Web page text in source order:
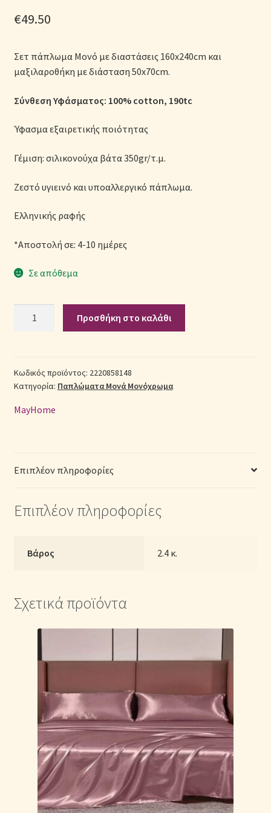
Όροι Χρήσης
Παιδικά Λευκά Είδη
Παπλώματα για Ζεστασιά & Άνεση
Πολιτική cookie
€49.50
Σετ πάπλωμα Μονό με διαστάσεις 160x240cm και
μαξιλαροθήκη με διάσταση 50x70cm.
Σύνθεση Υφάσματος: 100% cotton, 190tc
Ύφασμα εξαιρετικής ποιότητας
Γέμιση: σιλικονούχα βάτα 350gr/τ.μ.
Ζεστό υγιεινό και υποαλλεργικό πάπλωμα.
Ελληνικής ραφής
*Αποστολή σε: 4-10 ημέρες
Σε απόθεμα
(Π:
160cm
Μ:
Μονόχρωμο
ποσότητα
Προσθήκη στο καλάθι
Κωδικός προϊόντος: 2220858148
Κατηγορία: Παπλώματα Μονά Μονόχρωμα
MayHome
Επιπλέον πληροφορίες
Επιπλέον πληροφορίες
Βάρος 2.4 κ.
Σχετικά προϊόντα